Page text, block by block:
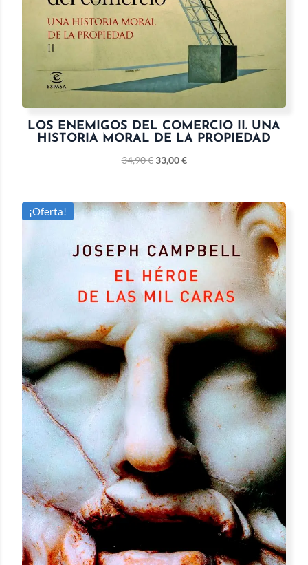
LOS ENEMIGOS DEL COMERCIO II. UNA
HISTORIA MORAL DE LA PROPIEDAD
34,90€ 33,00€
¡Oferta!